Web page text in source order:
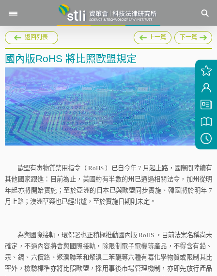
返回列表 上一篇 下一篇
國內版RoHS 將比照歐盟規定
歐盟有毒物質禁用指令（ RoHS ）已自今年 7 月起上路，國際間陸續有
其他國家跟進：目前為止，美國約有半數的州已通過相關法令，加州從明
年起亦將開始實施；至於亞洲的日本已與歐盟同步實施、韓國將於明年 7
月上路；澳洲草案也已經出爐，至於實施日期則未定。
為與國際接軌，環保署也正積極推動國內版 RoHS ，目前法案名稱尚未
確定，不過內容將會與國際接軌，除限制電子電機等產品，不得含有鉛、
汞、鎘、六價鉻、聚溴聯苯和聚溴二苯醚等六種有毒化學物質或限制其比
率外，檢驗標準亦將比照歐盟，採用事後市場管理機制，亦即先放行產品